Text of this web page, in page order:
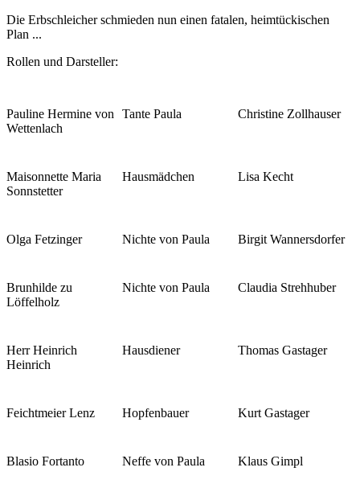
Die Erbschleicher schmieden nun einen fatalen, heimtückischen
Plan ...
Rollen und Darsteller:
Pauline Hermine von
Wettenlach
Tante Paula Christine Zollhauser
Maisonnette Maria
Sonnstetter
Hausmädchen Lisa Kecht
Olga Fetzinger Nichte von Paula Birgit Wannersdorfer
Brunhilde zu
Löffelholz
Nichte von Paula Claudia Strehhuber
Herr Heinrich
Heinrich
Hausdiener Thomas Gastager
Feichtmeier Lenz Hopfenbauer Kurt Gastager
Blasio Fortanto Neffe von Paula Klaus Gimpl